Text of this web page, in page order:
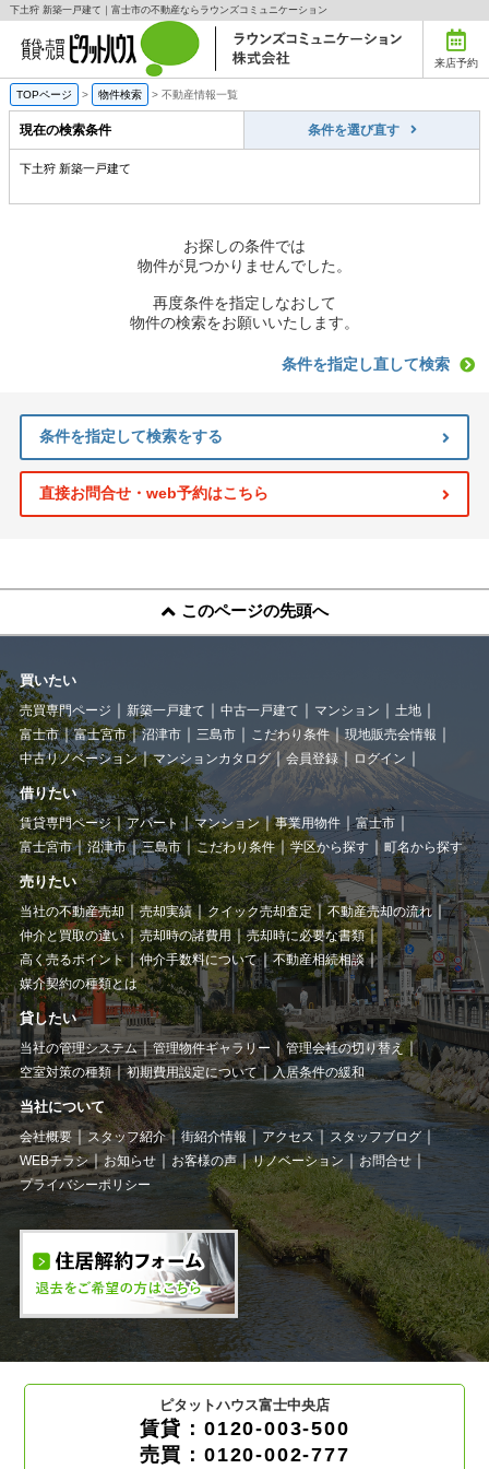
下土狩 新築一戸建て｜富士市の不動産ならラウンズコミュニケーション
来店予約
TOPページ > 物件検索 > 不動産情報一覧
現在の検索条件 条件を選び直す
下土狩 新築一戸建て
お探しの条件では
物件が見つかりませんでした。
再度条件を指定しなおして
物件の検索をお願いいたします。
条件を指定し直して検索
条件を指定して検索をする
直接お問合せ・web予約はこちら
このページの先頭へ
買いたい
売買専門ページ 新築一戸建て 中古一戸建て マンション
土地
富士市
富士宮市 沼津市 三島市 こだわり条件
現地販売会情報
中古リノベーション
マンションカタログ 会員登録 ログイン
借りたい
賃貸専門ページ アパート マンション 事業用物件
富士市
富士宮市
沼津市 三島市 こだわり条件 学区から探す 町名から探す
売りたい
当社の不動産売却 売却実績 クイック売却査定
不動産売却の流れ
仲介と買取の違い
売却時の諸費用
売却時に必要な書類
高く売るポイント
仲介手数料について
不動産相続相談
媒介契約の種類とは
貸したい
当社の管理システム 管理物件ギャラリー
管理会社の切り替え
空室対策の種類
初期費用設定について 入居条件の緩和
当社について
会社概要 スタッフ紹介 街紹介情報 アクセス
スタッフブログ
WEBチラシ
お知らせ お客様の声 リノベーション
お問合せ
プライバシーポリシー
ピタットハウス富士中央店
賃貸：0120-003-500
売買：0120-002-777